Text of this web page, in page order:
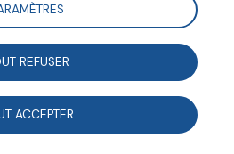
REFUSER
ACCEPTER